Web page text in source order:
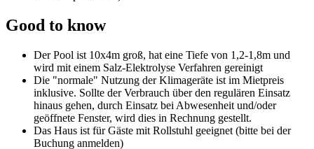
Good to know
Der Pool ist 10x4m groß, hat eine Tiefe von 1,2-1,8m und
wird mit einem Salz-Elektrolyse Verfahren gereinigt
Die "normale" Nutzung der Klimageräte ist im Mietpreis
inklusive. Sollte der Verbrauch über den regulären Einsatz
hinaus gehen, durch Einsatz bei Abwesenheit und/oder
geöffnete Fenster, wird dies in Rechnung gestellt.
Das Haus ist für Gäste mit Rollstuhl geeignet (bitte bei der
Buchung anmelden)